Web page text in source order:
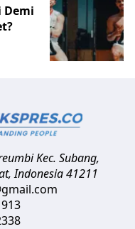
Demi
Kec. Subang,
,Indonesia41211